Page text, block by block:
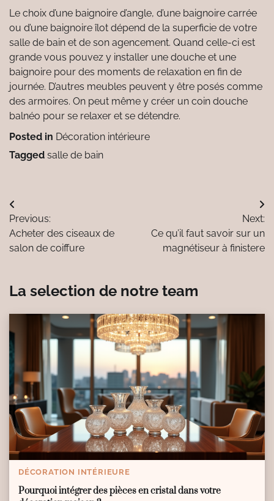
Le choix d’une baignoire d’angle, d’une baignoire carrée
ou d’une baignoire îlot dépend de la superficie de votre
salle de bain et de son agencement. Quand celle-ci est
grande vous pouvez y installer une douche et une
baignoire pour des moments de relaxation en fin de
journée. D’autres meubles peuvent y être posés comme
des armoires. On peut même y créer un coin douche
balnéo pour se relaxer et se détendre.
Posted in Décoration intérieure
Tagged salle de bain
Navigation
de
l’article
Previous:
Acheter des ciseaux de
salon de coiffure
Next:
Ce qu’il faut savoir sur un
magnétiseur à finistere
La selection de notre team
DÉCORATION INTÉRIEURE
Pourquoi intégrer des pièces en cristal dans votre